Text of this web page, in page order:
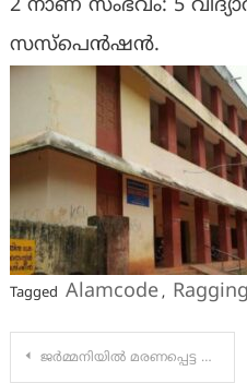
2 നാണ് സംഭവം: 5
സസ്പെൻഷൻ.
Tagged Alamcode, Ragging
Post
ജര്‍മ്മനിയില്‍ മരണപ്പെട്ട ദേവപ്രസാദിന്റെ മൃതദേഹം നാട്ടിലെത്തിച്ചു. സംസ്കാരം ഇന്ന് (ജൂൺ 20)